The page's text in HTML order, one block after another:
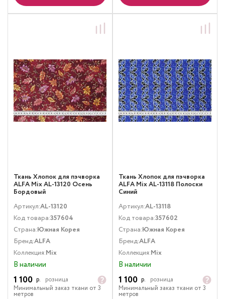
Ткань Хлопок для пэчворка
ALFA Mix AL-13120 Осень
Бордовый
Артикул:AL-13120
Код товара:357604
Страна:Южная Корея
Бренд:ALFA
Коллекция:Mix
В наличии
1 100 р.
розница
Минимальный заказ ткани от 3
метров
Ткань Хлопок для пэчворка
ALFA Mix AL-13118 Полоски
Синий
Артикул:AL-13118
Код товара:357602
Страна:Южная Корея
Бренд:ALFA
Коллекция:Mix
В наличии
1 100 р.
розница
Минимальный заказ ткани от 3
метров